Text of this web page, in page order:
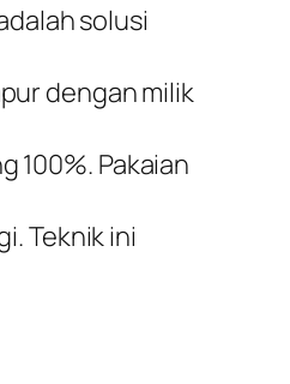
solusi
dengan milik
100%. Pakaian
Teknik ini